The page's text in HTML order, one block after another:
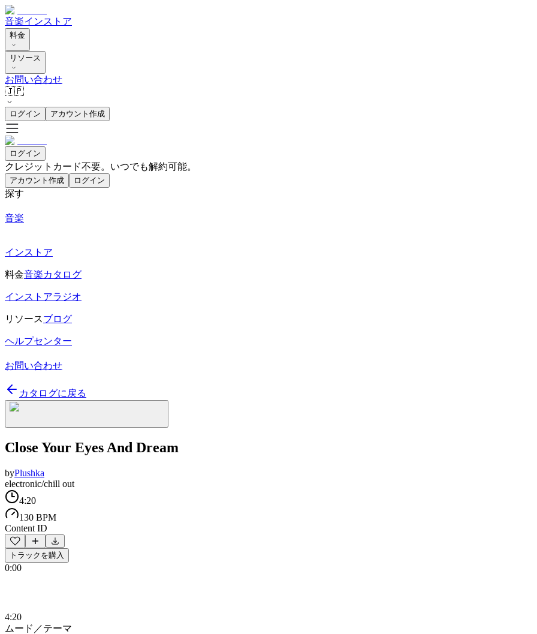
音楽インストア
料金
リソース
お問い合わせ
🇯🇵
ログイン アカウント作成
ログイン
クレジットカード不要。いつでも解約可能。
アカウント作成 ログイン
探す
音楽
インストア
料金音楽カタログ
インストアラジオ
リソースブログ
ヘルプセンター
お問い合わせ
カタログに戻る
Close Your Eyes And Dream
byPlushka
electronic/chill out
4:20
130 BPM
Content ID
トラックを購入
0:00
4:20
ムード／テーマ